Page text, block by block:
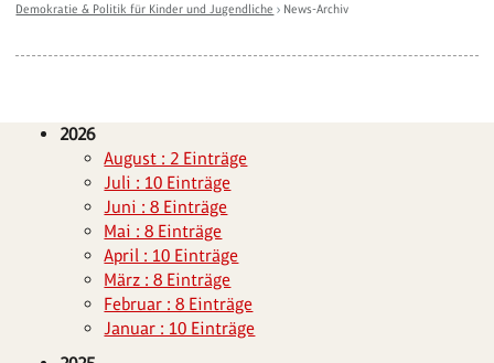
Demokratie & Politik für Kinder und Jugendliche › News-Archiv
2026
August : 2 Einträge
Juli : 10 Einträge
Juni : 8 Einträge
Mai : 8 Einträge
April : 10 Einträge
März : 8 Einträge
Februar : 8 Einträge
Januar : 10 Einträge